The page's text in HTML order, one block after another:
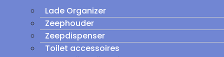
Lade Organizer
Zeephouder
Zeepdispenser
Toilet accessoires